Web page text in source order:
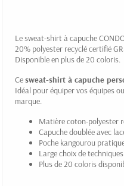
Le sweat-shirt à capuche
20% polyester recyclé certifié
Disponible en plus de 20 coloris.
Cesweat-shirt à capuche
Idéal pour équiper vos équipes
marque.
Matière coton-polyester
Capuche doublée avec
Poche kangourou
Large choix de
Plus de 20 coloris